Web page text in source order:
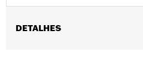
DETALHES